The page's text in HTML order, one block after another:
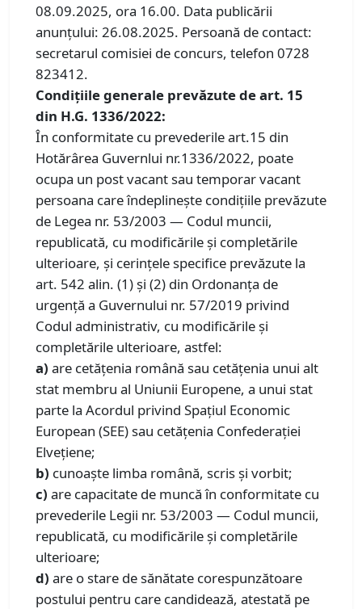
08.09.2025, ora 16.00. Data publicării
anunțului: 26.08.2025. Persoană de contact:
secretarul comisiei de concurs, telefon 0728
823412.
Condiţiile generale prevăzute de art. 15
din H.G. 1336/2022:
În conformitate cu prevederile art.15 din
Hotărârea Guvernlui nr.1336/2022, poate
ocupa un post vacant sau temporar vacant
persoana care îndeplinește condițiile prevăzute
de Legea nr. 53/2003 — Codul muncii,
republicată, cu modificările și completările
ulterioare, și cerințele specifice prevăzute la
art. 542 alin. (1) și (2) din Ordonanța de
urgență a Guvernului nr. 57/2019 privind
Codul administrativ, cu modificările și
completările ulterioare, astfel:
a) are cetățenia română sau cetățenia unui alt
stat membru al Uniunii Europene, a unui stat
parte la Acordul privind Spațiul Economic
European (SEE) sau cetățenia Confederației
Elvețiene;
b) cunoaște limba română, scris și vorbit;
c) are capacitate de muncă în conformitate cu
prevederile Legii nr. 53/2003 — Codul muncii,
republicată, cu modificările și completările
ulterioare;
d) are o stare de sănătate corespunzătoare
postului pentru care candidează, atestată pe